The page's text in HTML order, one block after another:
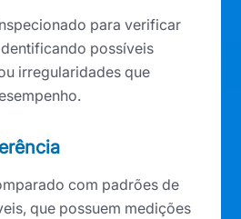
para verificar
possíveis
irregularidades que
com padrões de
que possuem medições